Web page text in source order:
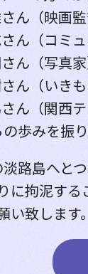
ん（映画監
ん（コミュ
ん（写真家
ん（いき
ん（関西
歩みを振
路島へと
に拘泥する
致します。